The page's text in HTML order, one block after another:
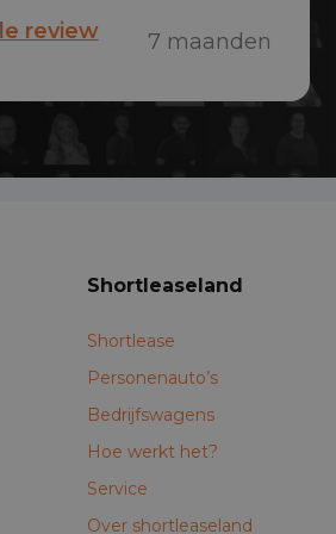
hebben geholpen aan
van de documenten, dat
review 7 maanden
Shortleaseland
Shortlease
Personenauto’s
Bedrijfswagens
Hoe werkt het?
Service
Over shortleaseland